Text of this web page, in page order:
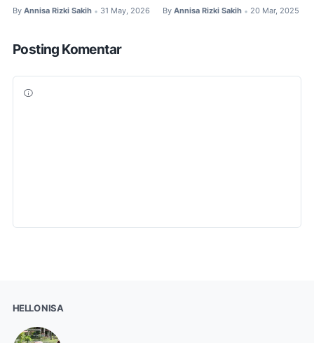
By Annisa Rizki Sakih • 31 May, 2026 By Annisa Rizki Sakih • 20 Mar, 2025
Posting Komentar
HELLO NISA